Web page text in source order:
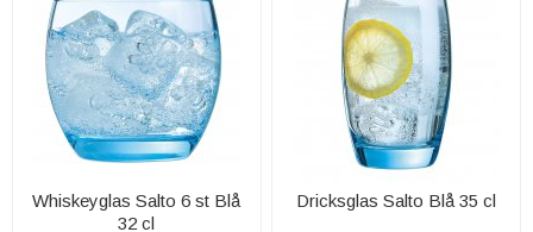
Whiskeyglas Salto 6 st Blå
32 cl
Dricksglas Salto Blå 35 cl